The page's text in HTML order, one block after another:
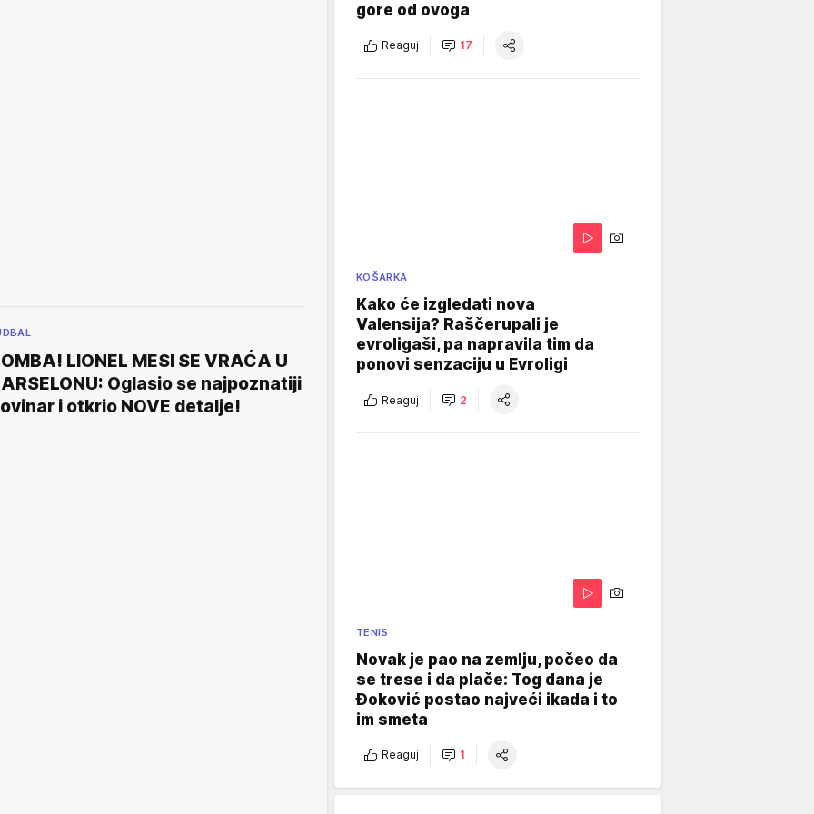
LIONEL MESI SE VRAĆA U
Oglasio se najpoznatiji
i otkrio NOVE detalje!
gore od ovoga
Reaguj 17
KOŠARKA
Kako će izgledati nova
Valensija? Raščerupali je
evroligaši, pa napravila tim da
ponovi senzaciju u Evroligi
Reaguj 2
TENIS
Novak je pao na zemlju, počeo da
se trese i da plače: Tog dana je
Đoković postao najveći ikada i to
im smeta
Reaguj 1